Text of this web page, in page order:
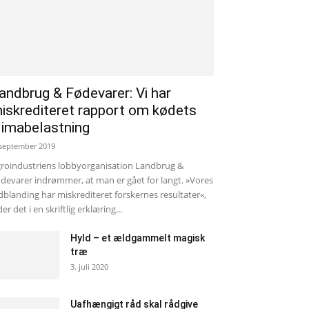
& Fødevarer: Vi har
rapport om kødets
2019
lobbyorganisation Landbrug &
indrømmer, at man er gået for langt. »Vores
har miskrediteret forskernes resultater«,
det i en skriftlig erklæring...
Hyld – et ældgammelt magisk
træ
3. juli 2020
Uafhængigt råd skal rådgive